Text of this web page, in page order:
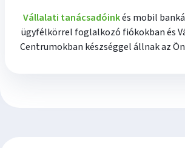
Vállalati tanácsadóinkés mobil
ügyfélkörrel foglalkozó fiókokban és
Centrumokban készséggel állnak az